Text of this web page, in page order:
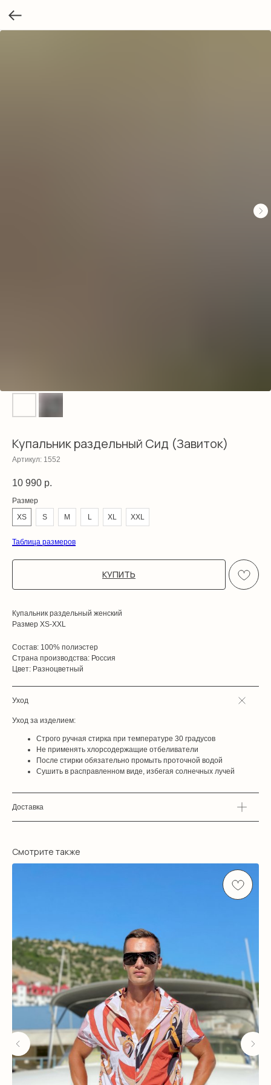
Купальник раздельный Сид (Завиток)
Артикул: 1552
10 990 р.
Размер
XS
S M L XL XXL
Таблица размеров
КУПИТЬ
Купальник раздельный женский
Размер XS-XXL
Состав: 100% полиэстер
Страна производства: Россия
Цвет: Разноцветный
Уход
Уход за изделием:
Строго ручная стирка при температуре 30 градусов
Не применять хлорсодержащие отбеливатели
После стирки обязательно промыть проточной водой
Сушить в расправленном виде, избегая солнечных лучей
Доставка
Смотрите также